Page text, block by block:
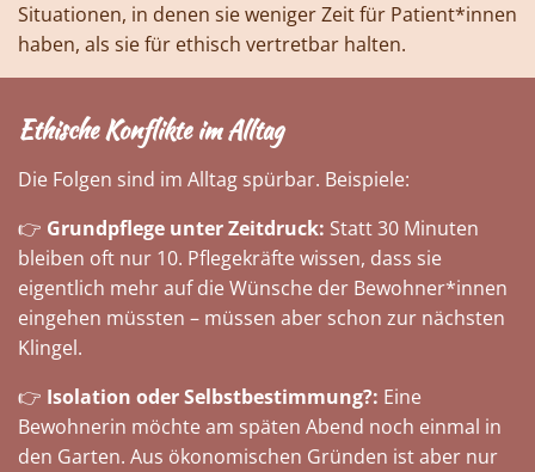
Situationen, in denen sie weniger Zeit für Patient*innen
haben, als sie für ethisch vertretbar halten.
Ethische Konflikte im Alltag
Die Folgen sind im Alltag spürbar. Beispiele:
👉 Grundpflege unter Zeitdruck: Statt 30 Minuten
bleiben oft nur 10. Pflegekräfte wissen, dass sie
eigentlich mehr auf die Wünsche der Bewohner*innen
eingehen müssten – müssen aber schon zur nächsten
Klingel.
👉 Isolation oder Selbstbestimmung?: Eine
Bewohnerin möchte am späten Abend noch einmal in
den Garten. Aus ökonomischen Gründen ist aber nur